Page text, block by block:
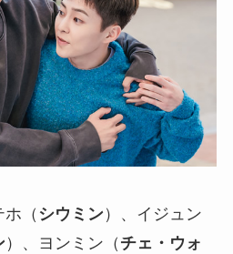
（ シウミン）、イジュン
）、ヨンミン（ チェ・ウォ